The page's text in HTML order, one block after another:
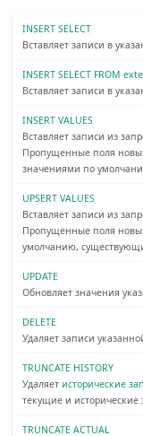
INSERT SELECT
Вставляет записи в
INSERT SELECT FROM
Вставляет записи в
INSERT VALUES
Вставляет записи из
Пропущенные поля
значениями по
UPSERT VALUES
Вставляет записи из
Пропущенные поля
умолчанию,
UPDATE
Обновляет значения
DELETE
Удаляет записи
TRUNCATE HISTORY
Удаляет исторические
текущие и исторические
TRUNCATE ACTUAL